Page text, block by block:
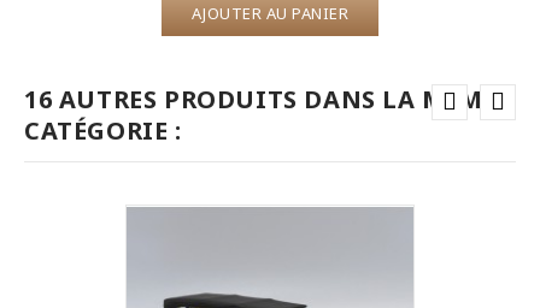
AJOUTER AU PANIER
16 AUTRES PRODUITS DANS LA MÊME
CATÉGORIE :